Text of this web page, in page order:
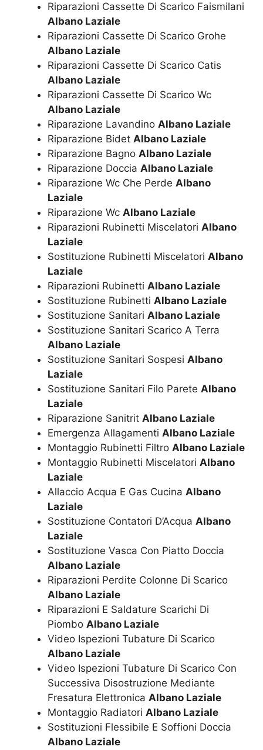
Riparazioni Cassette Di Scarico Faismilani
Albano Laziale
Riparazioni Cassette Di Scarico Grohe
Albano Laziale
Riparazioni Cassette Di Scarico Catis
Albano Laziale
Riparazioni Cassette Di Scarico Wc
Albano Laziale
Riparazione Lavandino Albano Laziale
Riparazione Bidet Albano Laziale
Riparazione Bagno Albano Laziale
Riparazione Doccia Albano Laziale
Riparazione Wc Che Perde Albano
Laziale
Riparazione Wc Albano Laziale
Riparazioni Rubinetti Miscelatori Albano
Laziale
Sostituzione Rubinetti Miscelatori Albano
Laziale
Riparazioni Rubinetti Albano Laziale
Sostituzione Rubinetti Albano Laziale
Sostituzione Sanitari Albano Laziale
Sostituzione Sanitari Scarico A Terra
Albano Laziale
Sostituzione Sanitari Sospesi Albano
Laziale
Sostituzione Sanitari Filo Parete Albano
Laziale
Riparazione Sanitrit Albano Laziale
Emergenza Allagamenti Albano Laziale
Montaggio Rubinetti Filtro Albano Laziale
Montaggio Rubinetti Miscelatori Albano
Laziale
Allaccio Acqua E Gas Cucina Albano
Laziale
Sostituzione Contatori D’Acqua Albano
Laziale
Sostituzione Vasca Con Piatto Doccia
Albano Laziale
Riparazioni Perdite Colonne Di Scarico
Albano Laziale
Riparazioni E Saldature Scarichi Di
Piombo Albano Laziale
Video Ispezioni Tubature Di Scarico
Albano Laziale
Video Ispezioni Tubature Di Scarico Con
Successiva Disostruzione Mediante
Fresatura Elettronica Albano Laziale
Montaggio Radiatori Albano Laziale
Sostituzioni Flessibile E Soffioni Doccia
Albano Laziale